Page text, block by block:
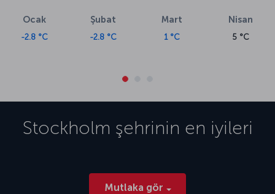
Ocak
-2.8 °C
Şubat
-2.8 °C
Mart
1 °C
Nisan
5 °C
Stockholm şehrinin en iyileri
Mutlaka gör